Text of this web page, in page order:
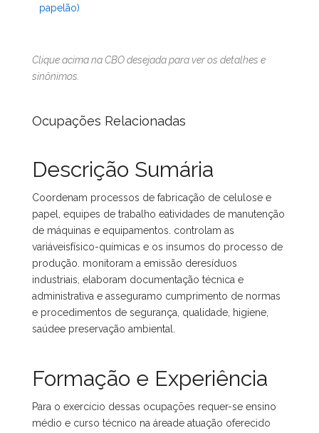
papelão)
Clique acima na CBO desejada para ver os detalhes e
sinônimos.
Ocupações Relacionadas
Descrição Sumária
Coordenam processos de fabricação de celulose e
papel, equipes de trabalho eatividades de manutenção
de máquinas e equipamentos. controlam as
variáveisfísico-químicas e os insumos do processo de
produção. monitoram a emissão deresíduos
industriais, elaboram documentação técnica e
administrativa e asseguramo cumprimento de normas
e procedimentos de segurança, qualidade, higiene,
saúdee preservação ambiental.
Formação e Experiência
Para o exercício dessas ocupações requer-se ensino
médio e curso técnico na áreade atuação oferecido